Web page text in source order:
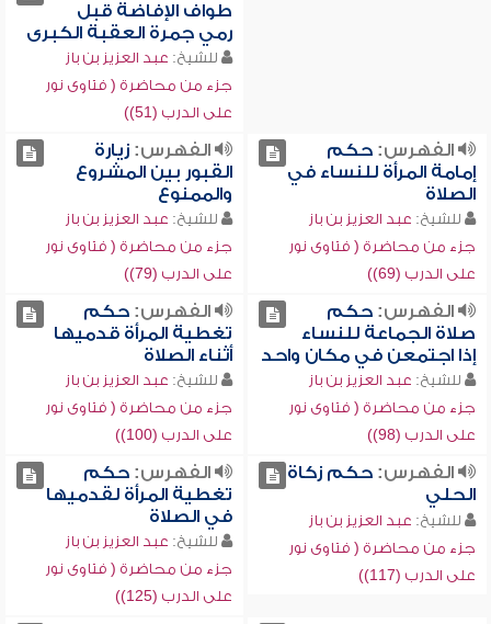
طواف الإفاضة قبل
رمي جمرة العقبة الكبرى
للشيخ: عبد العزيز بن باز
جزء من محاضرة ( فتاوى نور
على الدرب (51))
الفهرس:حكم
إمامة المرأة للنساء في
الصلاة
للشيخ: عبد العزيز بن باز
جزء من محاضرة ( فتاوى نور
على الدرب (69))
الفهرس:زيارة
القبور بين المشروع
والممنوع
للشيخ: عبد العزيز بن باز
جزء من محاضرة ( فتاوى نور
على الدرب (79))
الفهرس:حكم
صلاة الجماعة للنساء
إذا اجتمعن في مكان واحد
للشيخ: عبد العزيز بن باز
جزء من محاضرة ( فتاوى نور
على الدرب (98))
الفهرس:حكم
تغطية المرأة قدميها
أثناء الصلاة
للشيخ: عبد العزيز بن باز
جزء من محاضرة ( فتاوى نور
على الدرب (100))
الفهرس:حكم زكاة
الحلي
للشيخ: عبد العزيز بن باز
جزء من محاضرة ( فتاوى نور
على الدرب (117))
الفهرس:حكم
تغطية المرأة لقدميها
في الصلاة
للشيخ: عبد العزيز بن باز
جزء من محاضرة ( فتاوى نور
على الدرب (125))